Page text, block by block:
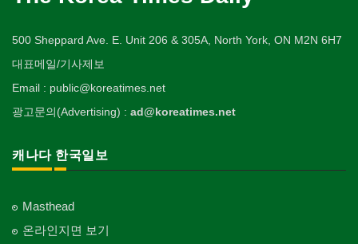
500 Sheppard Ave. E. Unit 206 & 305A, North York, ON M2N 6H7
대표메일/기사제보
Email : public@koreatimes.net
광고문의(Advertising) : ad@koreatimes.net
캐나다 한국일보
Masthead
온라인지면 보기